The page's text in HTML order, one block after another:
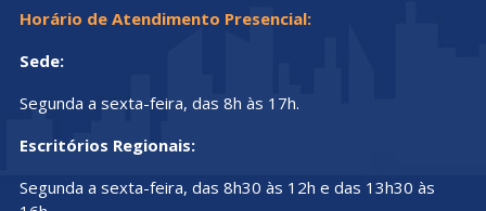
Horário de Atendimento Presencial:
Sede:
Segunda a sexta-feira, das 8h às 17h.
Escritórios Regionais:
Segunda a sexta-feira, das 8h30 às 12h e das 13h30 às